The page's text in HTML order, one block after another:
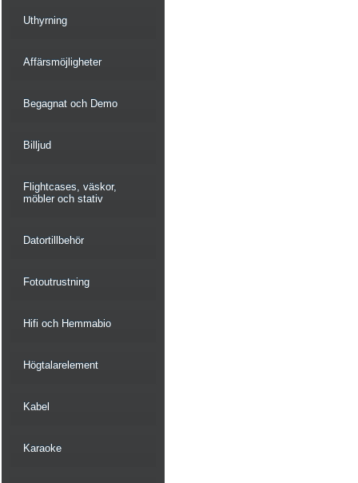
Uthyrning
Affärsmöjligheter
Begagnat och Demo
Billjud
Flightcases, väskor,
möbler och stativ
Datortillbehör
Fotoutrustning
Hifi och Hemmabio
Högtalarelement
Kabel
Karaoke